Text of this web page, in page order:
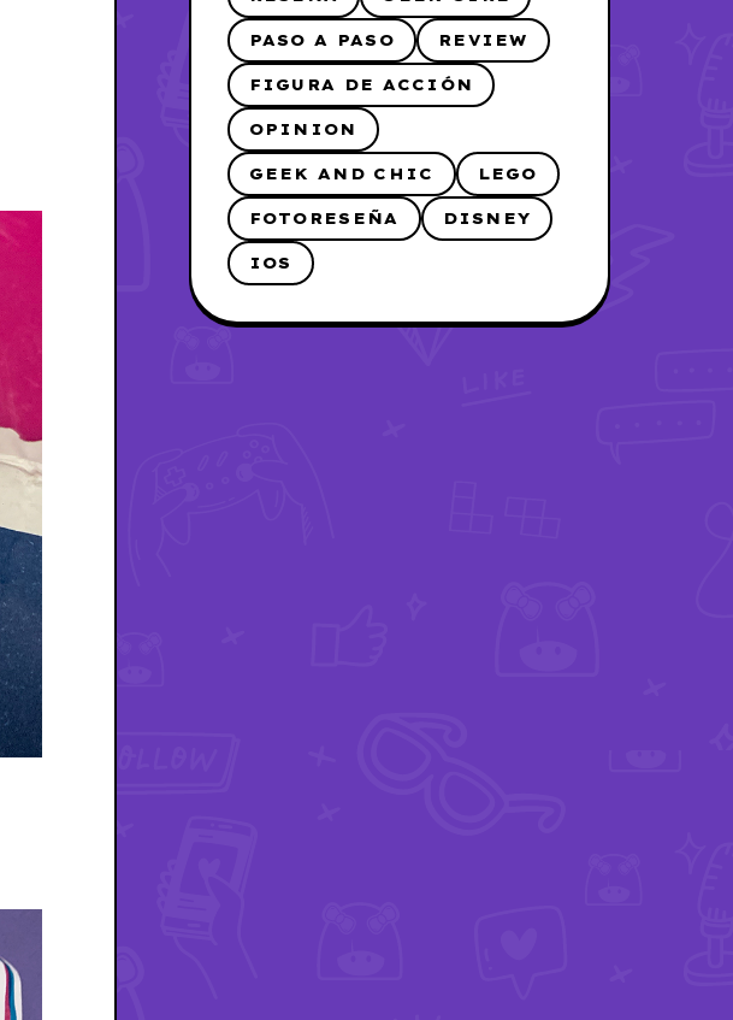
PASO A PASO REVIEW
FIGURA DE ACCIÓN
OPINION
GEEK AND CHIC LEGO
FOTORESEÑA DISNEY
IOS